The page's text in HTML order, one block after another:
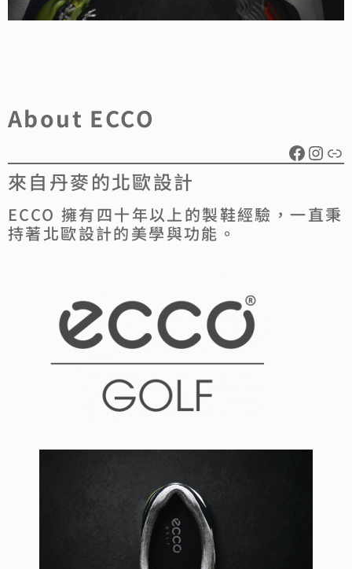
About ECCO
來自丹麥的北歐設計
ECCO 擁有四十年以上的製鞋經驗，一直秉
持著北歐設計的美學與功能。